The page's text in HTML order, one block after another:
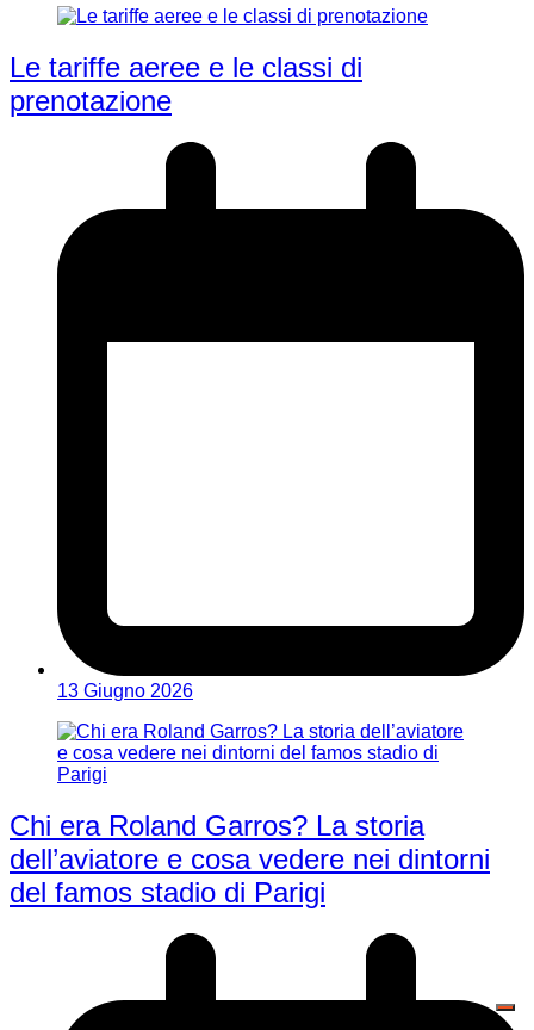
Le tariffe aeree e le classi di
prenotazione
13 Giugno 2026
Chi era Roland Garros? La storia
dell’aviatore e cosa vedere nei dintorni
del famos stadio di Parigi